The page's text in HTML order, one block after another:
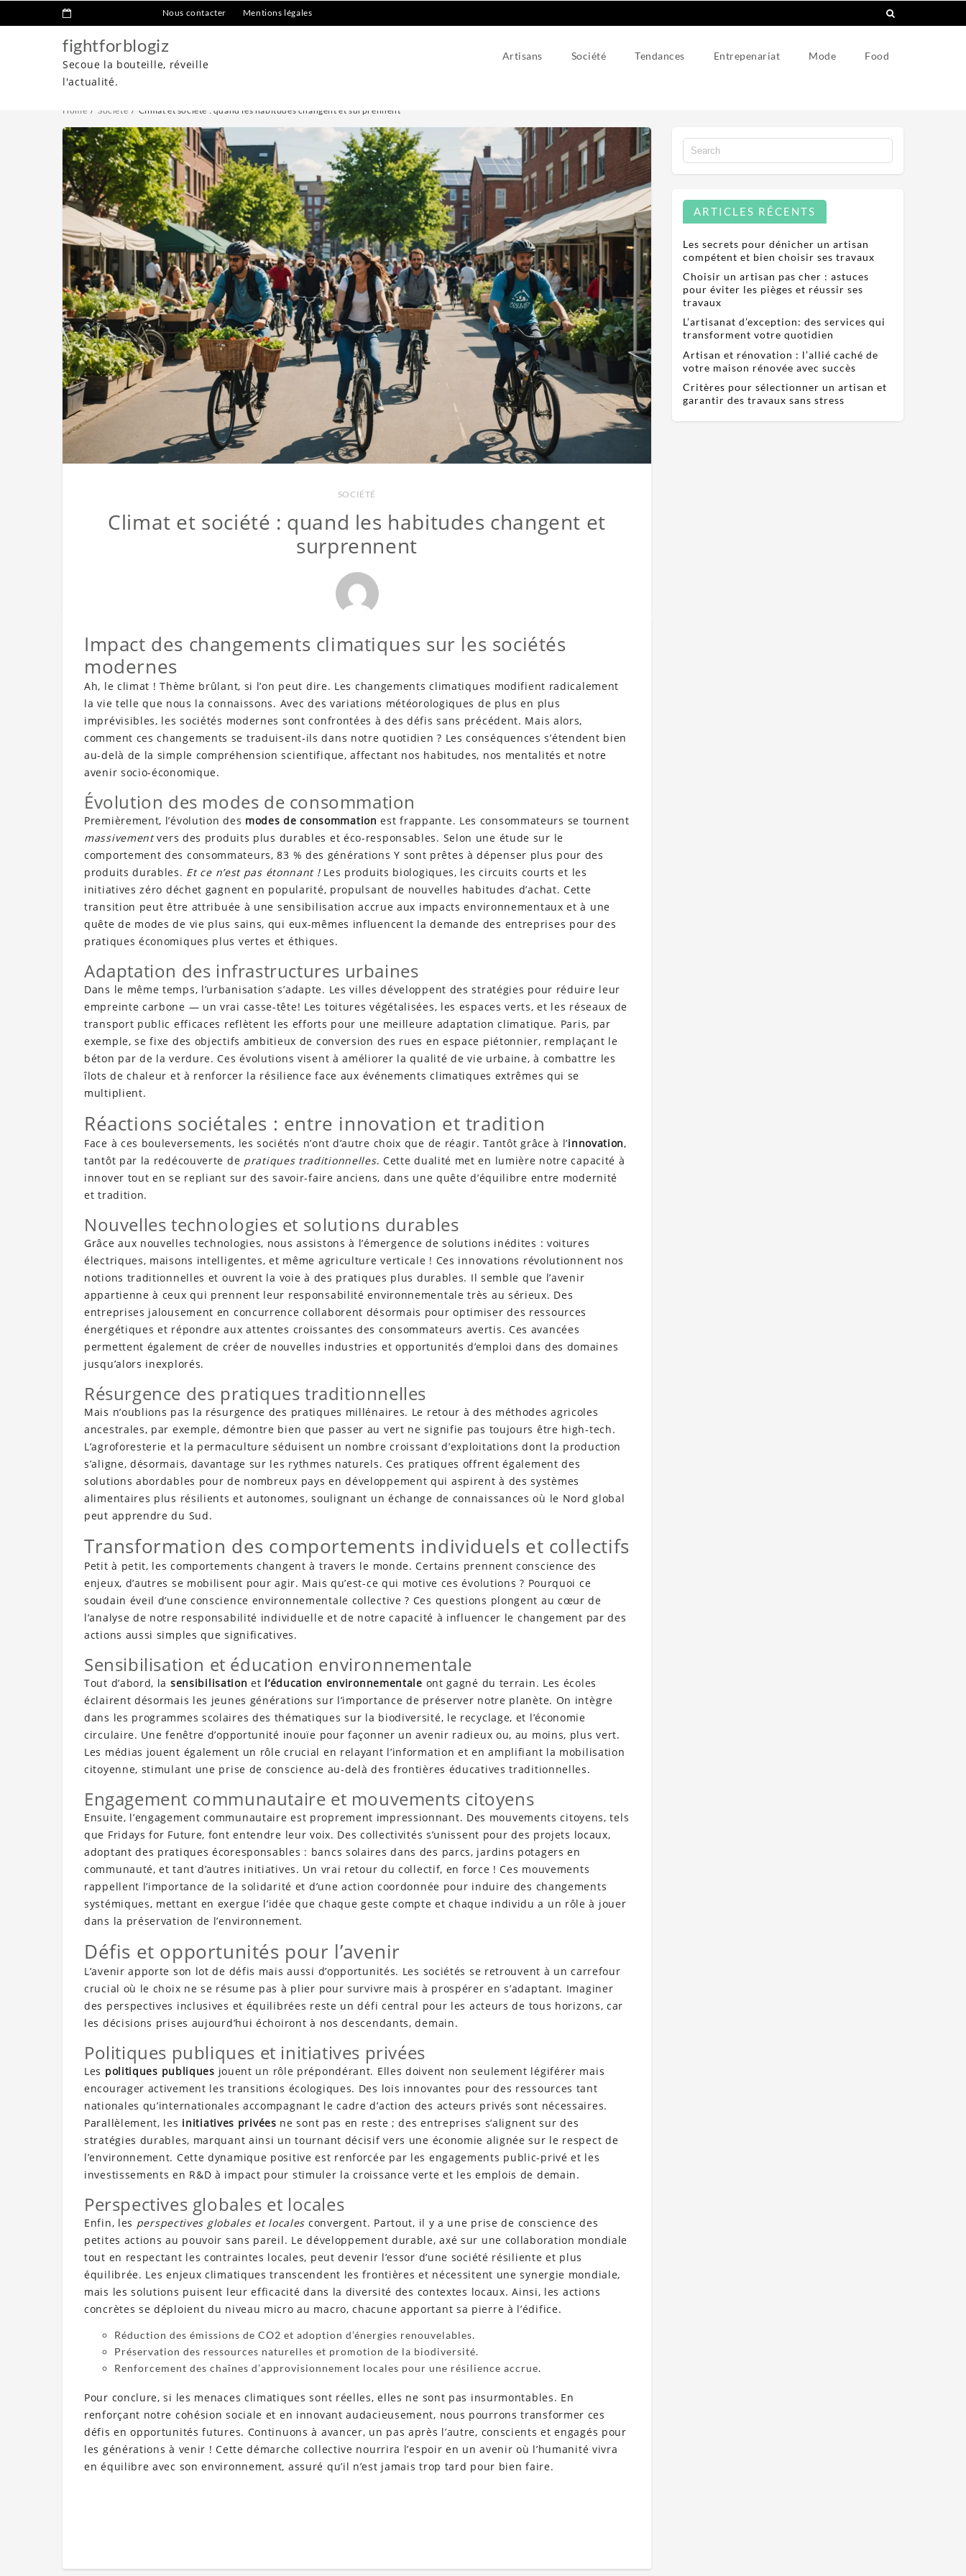
Nous contacter Mentions légales
fightforblogiz
Secoue la bouteille, réveille
l'actualité.
Artisans Société Tendances Entrepenariat Mode Food
Home Société Climat et société : quand les habitudes changent et surprennent
SOCIÉTÉ
Climat et société : quand les habitudes changent et
surprennent
Impact des changements climatiques sur les sociétés
modernes
Ah, le climat ! Thème brûlant, si l’on peut dire. Les changements climatiques modifient radicalement
la vie telle que nous la connaissons. Avec des variations météorologiques de plus en plus
imprévisibles, les sociétés modernes sont confrontées à des défis sans précédent. Mais alors,
comment ces changements se traduisent-ils dans notre quotidien ? Les conséquences s’étendent bien
au-delà de la simple compréhension scientifique, affectant nos habitudes, nos mentalités et notre
avenir socio-économique.
Évolution des modes de consommation
Premièrement, l’évolution des modes de consommation est frappante. Les consommateurs se tournent
massivementvers des produits plus durables et éco-responsables. Selon une étude sur le
comportement des consommateurs, 83 % des générations Y sont prêtes à dépenser plus pour des
produits durables. Et ce n’est pas étonnant !Les produits biologiques, les circuits courts et les
initiatives zéro déchet gagnent en popularité, propulsant de nouvelles habitudes d’achat. Cette
transition peut être attribuée à une sensibilisation accrue aux impacts environnementaux et à une
quête de modes de vie plus sains, qui eux-mêmes influencent la demande des entreprises pour des
pratiques économiques plus vertes et éthiques.
Adaptation des infrastructures urbaines
Dans le même temps, l’urbanisation s’adapte. Les villes développent des stratégies pour réduire leur
empreinte carbone — un vrai casse-tête! Les toitures végétalisées, les espaces verts, et les réseaux de
transport public efficaces reflètent les efforts pour une meilleure adaptation climatique. Paris, par
exemple, se fixe des objectifs ambitieux de conversion des rues en espace piétonnier, remplaçant le
béton par de la verdure. Ces évolutions visent à améliorer la qualité de vie urbaine, à combattre les
îlots de chaleur et à renforcer la résilience face aux événements climatiques extrêmes qui se
multiplient.
Réactions sociétales : entre innovation et tradition
Face à ces bouleversements, les sociétés n’ont d’autre choix que de réagir. Tantôt grâce à l’innovation,
tantôt par la redécouverte de pratiques traditionnelles. Cette dualité met en lumière notre capacité à
innover tout en se repliant sur des savoir-faire anciens, dans une quête d’équilibre entre modernité
et tradition.
Nouvelles technologies et solutions durables
Grâce aux nouvelles technologies, nous assistons à l’émergence de solutions inédites : voitures
électriques, maisons intelligentes, et même agriculture verticale ! Ces innovations révolutionnent nos
notions traditionnelles et ouvrent la voie à des pratiques plus durables. Il semble que l’avenir
appartienne à ceux qui prennent leur responsabilité environnementale très au sérieux. Des
entreprises jalousement en concurrence collaborent désormais pour optimiser des ressources
énergétiques et répondre aux attentes croissantes des consommateurs avertis. Ces avancées
permettent également de créer de nouvelles industries et opportunités d’emploi dans des domaines
jusqu’alors inexplorés.
Résurgence des pratiques traditionnelles
Mais n’oublions pas la résurgence des pratiques millénaires. Le retour à des méthodes agricoles
ancestrales, par exemple, démontre bien que passer au vert ne signifie pas toujours être high-tech.
L’agroforesterie et la permaculture séduisent un nombre croissant d’exploitations dont la production
s’aligne, désormais, davantage sur les rythmes naturels. Ces pratiques offrent également des
solutions abordables pour de nombreux pays en développement qui aspirent à des systèmes
alimentaires plus résilients et autonomes, soulignant un échange de connaissances où le Nord global
peut apprendre du Sud.
Transformation des comportements individuels et collectifs
Petit à petit, les comportements changent à travers le monde. Certains prennent conscience des
enjeux, d’autres se mobilisent pour agir. Mais qu’est-ce qui motive ces évolutions ? Pourquoi ce
soudain éveil d’une conscience environnementale collective ? Ces questions plongent au cœur de
l’analyse de notre responsabilité individuelle et de notre capacité à influencer le changement par des
actions aussi simples que significatives.
Sensibilisation et éducation environnementale
Tout d’abord, la sensibilisation et l’éducation environnementale ont gagné du terrain. Les écoles
éclairent désormais les jeunes générations sur l’importance de préserver notre planète. On intègre
dans les programmes scolaires des thématiques sur la biodiversité, le recyclage, et l’économie
circulaire. Une fenêtre d’opportunité inouïe pour façonner un avenir radieux ou, au moins, plus vert.
Les médias jouent également un rôle crucial en relayant l’information et en amplifiant la mobilisation
citoyenne, stimulant une prise de conscience au-delà des frontières éducatives traditionnelles.
Engagement communautaire et mouvements citoyens
Ensuite, l’engagement communautaire est proprement impressionnant. Des mouvements citoyens, tels
que Fridays for Future, font entendre leur voix. Des collectivités s’unissent pour des projets locaux,
adoptant des pratiques écoresponsables : bancs solaires dans des parcs, jardins potagers en
communauté, et tant d’autres initiatives. Un vrai retour du collectif, en force ! Ces mouvements
rappellent l’importance de la solidarité et d’une action coordonnée pour induire des changements
systémiques, mettant en exergue l’idée que chaque geste compte et chaque individu a un rôle à jouer
dans la préservation de l’environnement.
Défis et opportunités pour l’avenir
L’avenir apporte son lot de défis mais aussi d’opportunités. Les sociétés se retrouvent à un carrefour
crucial où le choix ne se résume pas à plier pour survivre mais à prospérer en s’adaptant. Imaginer
des perspectives inclusives et équilibrées reste un défi central pour les acteurs de tous horizons, car
les décisions prises aujourd’hui échoiront à nos descendants, demain.
Politiques publiques et initiatives privées
Les politiques publiques jouent un rôle prépondérant. Elles doivent non seulement légiférer mais
encourager activement les transitions écologiques. Des lois innovantes pour des ressources tant
nationales qu’internationales accompagnant le cadre d’action des acteurs privés sont nécessaires.
Parallèlement, les initiatives privées ne sont pas en reste ; des entreprises s’alignent sur des
stratégies durables, marquant ainsi un tournant décisif vers une économie alignée sur le respect de
l’environnement. Cette dynamique positive est renforcée par les engagements public-privé et les
investissements en R&D à impact pour stimuler la croissance verte et les emplois de demain.
Perspectives globales et locales
Enfin, les perspectives globales et locales convergent. Partout, il y a une prise de conscience des
petites actions au pouvoir sans pareil. Le développement durable, axé sur une collaboration mondiale
tout en respectant les contraintes locales, peut devenir l’essor d’une société résiliente et plus
équilibrée. Les enjeux climatiques transcendent les frontières et nécessitent une synergie mondiale,
mais les solutions puisent leur efficacité dans la diversité des contextes locaux. Ainsi, les actions
concrètes se déploient du niveau micro au macro, chacune apportant sa pierre à l’édifice.
Réduction des émissions de CO2 et adoption d’énergies renouvelables.
Préservation des ressources naturelles et promotion de la biodiversité.
Renforcement des chaînes d’approvisionnement locales pour une résilience accrue.
Pour conclure, si les menaces climatiques sont réelles, elles ne sont pas insurmontables. En
renforçant notre cohésion sociale et en innovant audacieusement, nous pourrons transformer ces
défis en opportunités futures. Continuons à avancer, un pas après l’autre, conscients et engagés pour
les générations à venir ! Cette démarche collective nourrira l’espoir en un avenir où l’humanité vivra
en équilibre avec son environnement, assuré qu’il n’est jamais trop tard pour bien faire.
ARTICLES RÉCENTS
Les secrets pour dénicher un artisan
compétent et bien choisir ses travaux
Choisir un artisan pas cher : astuces
pour éviter les pièges et réussir ses
travaux
L’artisanat d’exception: des services qui
transforment votre quotidien
Artisan et rénovation : l’allié caché de
votre maison rénovée avec succès
Critères pour sélectionner un artisan et
garantir des travaux sans stress